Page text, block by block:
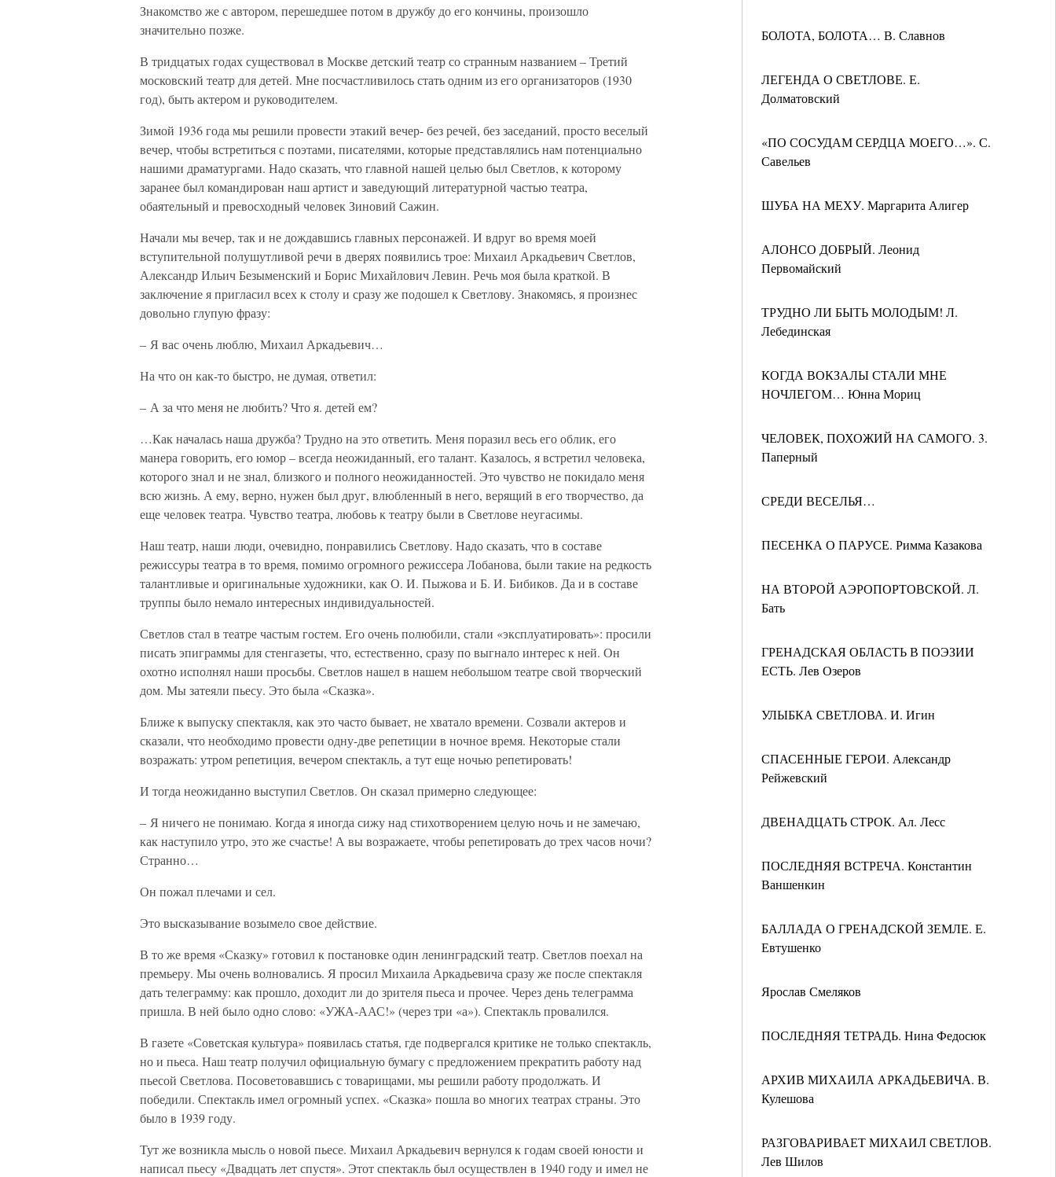
БОЛОТА, БОЛОТА… В. Славнов
ЛЕГЕНДА О СВЕТЛОВЕ. Е.
Долматовский
«ПО СОСУДАМ СЕРДЦА МОЕГО…». С.
Савельев
ШУБА НА МЕХУ. Маргарита Алигер
АЛОНСО ДОБРЫЙ. Леонид
Первомайский
ТРУДНО ЛИ БЫТЬ МОЛОДЫМ! Л.
Лебединская
КОГДА ВОКЗАЛЫ СТАЛИ МНЕ
НОЧЛЕГОМ… Юнна Мориц
ЧЕЛОВЕК, ПОХОЖИЙ НА САМОГО. 3.
Паперный
СРЕДИ ВЕСЕЛЬЯ…
ПЕСЕНКА О ПАРУСЕ. Римма Казакова
НА ВТОРОЙ АЭРОПОРТОВСКОЙ. Л.
Бать
ГРЕНАДСКАЯ ОБЛАСТЬ В ПОЭЗИИ
ЕСТЬ. Лев Озеров
УЛЫБКА СВЕТЛОВА. И. Игин
СПАСЕННЫЕ ГЕРОИ. Александр
Рейжевский
ДВЕНАДЦАТЬ СТРОК. Ал. Лесс
ПОСЛЕДНЯЯ ВСТРЕЧА. Константин
Ваншенкин
БАЛЛАДА О ГРЕНАДСКОЙ ЗЕМЛЕ. Е.
Евтушенко
Ярослав Смеляков
ПОСЛЕДНЯЯ ТЕТРАДЬ. Нина Федосюк
АРХИВ МИХАИЛА АРКАДЬЕВИЧА. В.
Кулешова
РАЗГОВАРИВАЕТ МИХАИЛ СВЕТЛОВ.
Лев Шилов
Знакомство же с автором, перешедшее потом в дружбу до его кончины, произошло
значительно позже.
В тридцатых годах существовал в Москве детский театр со странным названием – Третий
московский театр для детей. Мне посчастливилось стать одним из его организаторов (1930
год), быть актером и руководителем.
Зимой 1936 года мы решили провести этакий вечер- без речей, без заседаний, просто веселый
вечер, чтобы встретиться с поэтами, писателями, которые представлялись нам потенциально
нашими драматургами. Надо сказать, что главной нашей целью был Светлов, к которому
заранее был командирован наш артист и заведующий литературной частью театра,
обаятельный и превосходный человек Зиновий Сажин.
Начали мы вечер, так и не дождавшись главных персонажей. И вдруг во время моей
вступительной полушутливой речи в дверях появились трое: Михаил Аркадьевич Светлов,
Александр Ильич Безыменский и Борис Михайлович Левин. Речь моя была краткой. В
заключение я пригласил всех к столу и сразу же подошел к Светлову. Знакомясь, я произнес
довольно глупую фразу:
– Я вас очень люблю, Михаил Аркадьевич…
На что он как-то быстро, не думая, ответил:
– А за что меня не любить? Что я. детей ем?
…Как началась наша дружба? Трудно на это ответить. Меня поразил весь его облик, его
манера говорить, его юмор – всегда неожиданный, его талант. Казалось, я встретил человека,
которого знал и не знал, близкого и полного неожиданностей. Это чувство не покидало меня
всю жизнь. А ему, верно, нужен был друг, влюбленный в него, верящий в его творчество, да
еще человек театра. Чувство театра, любовь к театру были в Светлове неугасимы.
Наш театр, наши люди, очевидно, понравились Светлову. Надо сказать, что в составе
режиссуры театра в то время, помимо огромного режиссера Лобанова, были такие на редкость
талантливые и оригинальные художники, как О. И. Пыжова и Б. И. Бибиков. Да и в составе
труппы было немало интересных индивидуальностей.
Светлов стал в театре частым гостем. Его очень полюбили, стали «эксплуатировать»: просили
писать эпиграммы для стенгазеты, что, естественно, сразу по выгнало интерес к ней. Он
охотно исполнял наши просьбы. Светлов нашел в нашем небольшом театре свой творческий
дом. Мы затеяли пьесу. Это была «Сказка».
Ближе к выпуску спектакля, как это часто бывает, не хватало времени. Созвали актеров и
сказали, что необходимо провести одну-две репетиции в ночное время. Некоторые стали
возражать: утром репетиция, вечером спектакль, а тут еще ночью репетировать!
И тогда неожиданно выступил Светлов. Он сказал примерно следующее:
– Я ничего не понимаю. Когда я иногда сижу над стихотворением целую ночь и не замечаю,
как наступило утро, это же счастье! А вы возражаете, чтобы репетировать до трех часов ночи?
Странно…
Он пожал плечами и сел.
Это высказывание возымело свое действие.
В то же время «Сказку» готовил к постановке один ленинградский театр. Светлов поехал на
премьеру. Мы очень волновались. Я просил Михаила Аркадьевича сразу же после спектакля
дать телеграмму: как прошло, доходит ли до зрителя пьеса и прочее. Через день телеграмма
пришла. В ней было одно слово: «УЖА-ААС!» (через три «а»). Спектакль провалился.
В газете «Советская культура» появилась статья, где подвергался критике не только спектакль,
но и пьеса. Наш театр получил официальную бумагу с предложением прекратить работу над
пьесой Светлова. Посоветовавшись с товарищами, мы решили работу продолжать. И
победили. Спектакль имел огромный успех. «Сказка» пошла во многих театрах страны. Это
было в 1939 году.
Тут же возникла мысль о новой пьесе. Михаил Аркадьевич вернулся к годам своей юности и
написал пьесу «Двадцать лет спустя». Этот спектакль был осуществлен в 1940 году и имел не